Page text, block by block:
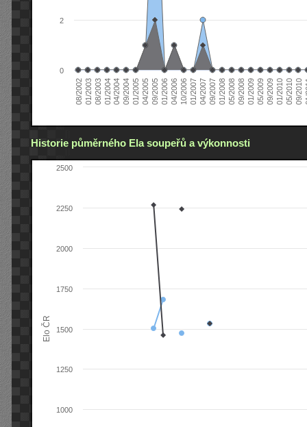
08/200201/200308/200301/200404/200409/200401/200504/200509/200501/200604/200610/200601/200704/200709/200701/200805/200809/200801/200905/200909/200901/201005/201009/2010
0
2
Historie půměrného Ela soupeřů a výkonnosti
Elo ČR
1000
1250
1500
1750
2000
2250
2500